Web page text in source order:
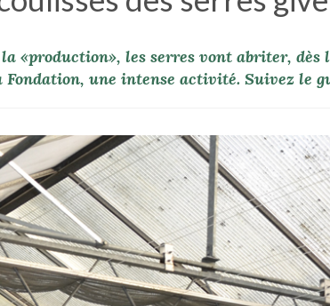
«production», les serres vont abriter,
une intense activité. Suivez le